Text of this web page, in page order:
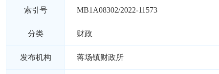
索引号 MB1A08302/2022-11573
分类 财政
发布机构 蒋场镇财政所